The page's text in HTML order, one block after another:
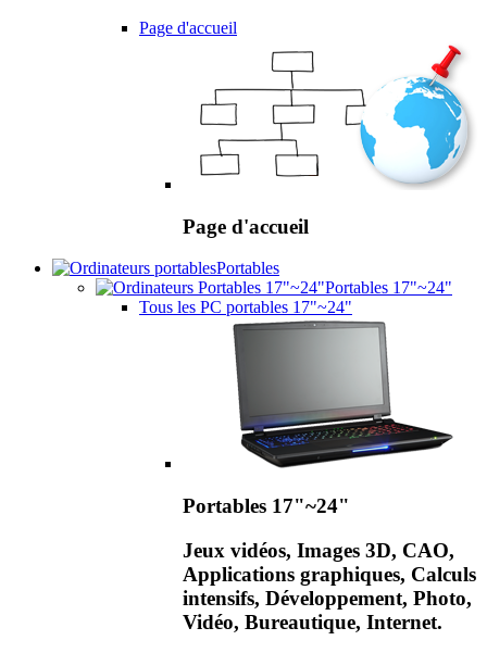
Page d'accueil
Page d'accueil
Portables
Portables 17"~24"
Tous les PC portables 17"~24"
Portables 17"~24"
Jeux vidéos, Images 3D, CAO,
Applications graphiques, Calculs
intensifs, Développement, Photo,
Vidéo, Bureautique, Internet.